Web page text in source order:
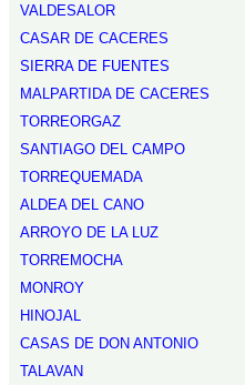
VALDESALOR
CASAR DE CACERES
SIERRA DE FUENTES
MALPARTIDA DE CACERES
TORREORGAZ
SANTIAGO DEL CAMPO
TORREQUEMADA
ALDEA DEL CANO
ARROYO DE LA LUZ
TORREMOCHA
MONROY
HINOJAL
CASAS DE DON ANTONIO
TALAVAN